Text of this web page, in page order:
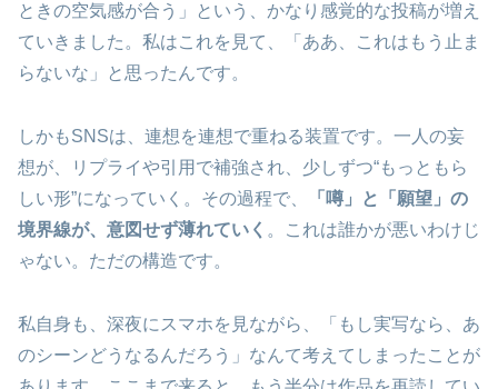
ときの空気感が合う」という、かなり感覚的な投稿が増え
ていきました。私はこれを見て、「ああ、これはもう止ま
らないな」と思ったんです。
しかもSNSは、連想を連想で重ねる装置です。一人の妄
想が、リプライや引用で補強され、少しずつ“もっともら
しい形”になっていく。その過程で、
「噂」と「願望」の
境界線が、意図せず薄れていく 。これは誰かが悪いわけじ
ゃない。ただの構造です。
私自身も、深夜にスマホを見ながら、「もし実写なら、あ
のシーンどうなるんだろう」なんて考えてしまったことが